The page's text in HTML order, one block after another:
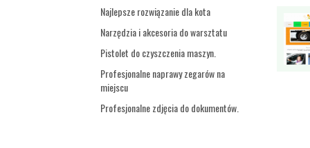
Najlepsze rozwiązanie dla kota
Narzędzia i akcesoria do warsztatu
Pistolet do czyszczenia maszyn.
Profesjonalne naprawy zegarów na
miejscu
Profesjonalne zdjęcia do dokumentów.